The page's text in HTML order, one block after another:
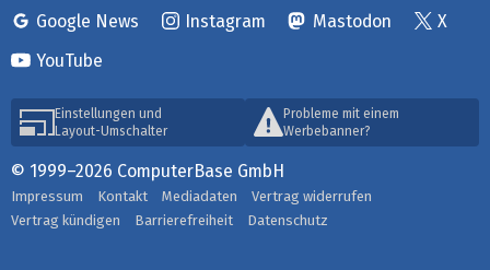
Google News
Instagram Mastodon
X
YouTube
Einstellungen und
Layout-Umschalter
Probleme mit einem
Werbebanner?
© 1999–2026 ComputerBase GmbH
Impressum Kontakt Mediadaten
Vertrag widerrufen
Vertrag kündigen
Barrierefreiheit Datenschutz